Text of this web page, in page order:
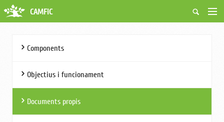
Fes-te soci
Borsa de treball
Ciutadans
Biblioteca
Grups i Vocalies
CAMFiC
Components
Objectius i funcionament
Documents propis